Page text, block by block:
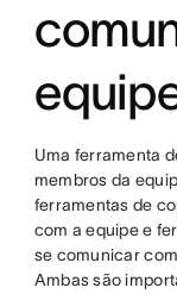
Uma ferramenta
membros da
ferramentas de
com a equipe e
se comunicar
Ambas são